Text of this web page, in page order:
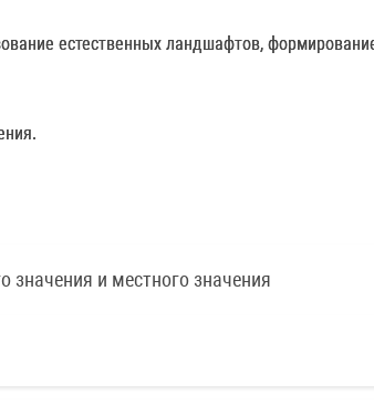
естественных ландшафтов,
значения и местного значения